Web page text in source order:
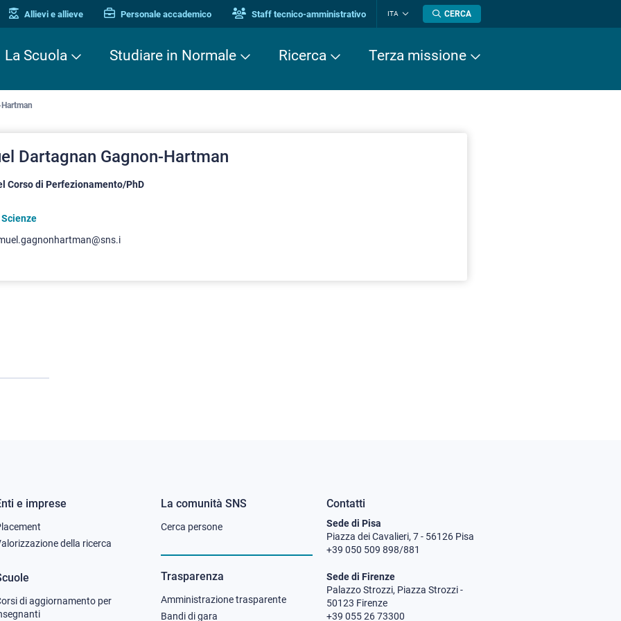
Allievi e allieve Personale accademico Staff tecnico-amministrativo ITA
lingua
CERCA
La Scuola Studiare in Normale Ricerca Terza missione
Dartagnan Gagnon-Hartman
Corso di Perfezionamento/PhD
e imprese
della ricerca
di aggiornamento per
Footer
column
3
La comunità SNS
Cerca persone
Trasparenza
Amministrazione trasparente
Bandi di gara
Contatti
Sede di Pisa
Piazza dei Cavalieri, 7 - 56126 Pisa
+39 050 509 898/881
Sede di Firenze
Palazzo Strozzi, Piazza Strozzi -
50123 Firenze
+39 055 26 73300